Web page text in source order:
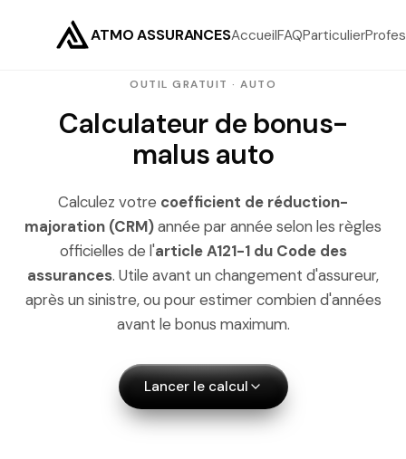
ATMO ASSURANCESAccueilFAQParticulier
OUTIL GRATUIT · AUTO
Calculateur de bonus-
malus auto
Calculez votre coefficient de réduction-
majoration (CRM)année par année selon les règles
officielles de l'article A121-1 du Code des
assurances. Utile avant un changement d'assureur,
après un sinistre, ou pour estimer combien d'années
avant le bonus maximum.
Lancer le calcul